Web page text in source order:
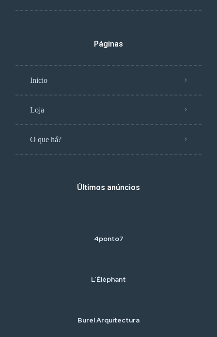
Páginas
Inicio
Loja
O que há?
Últimos anúncios
4ponto7
L’Éléphant
Burel Arquitectura